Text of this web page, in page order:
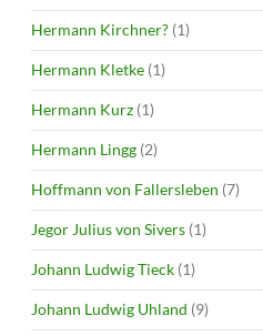
Hermann Kirchner? (1)
Hermann Kletke (1)
Hermann Kurz (1)
Hermann Lingg (2)
Hoffmann von Fallersleben (7)
Jegor Julius von Sivers (1)
Johann Ludwig Tieck (1)
Johann Ludwig Uhland (9)